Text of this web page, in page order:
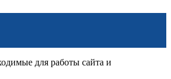
для работы сайта и